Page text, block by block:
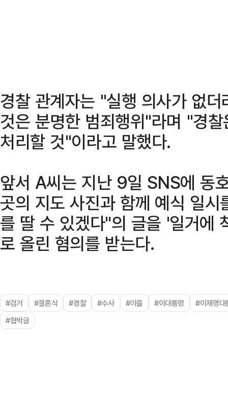
경찰 관계자는 "실행 의사가 없
것은 분명한 범죄행위"라며 "경
처리할 것"이라고 말했다.
앞서 A씨는 지난 9일 SNS에 동
곳의 지도 사진과 함께 예식 일
를 딸 수 있겠다"의 글을 '일거에
로 올린 혐의를 받는다.
#검거 #결혼식 #경찰 #수사 #아들 #이대통령
#이재명대
#협박글